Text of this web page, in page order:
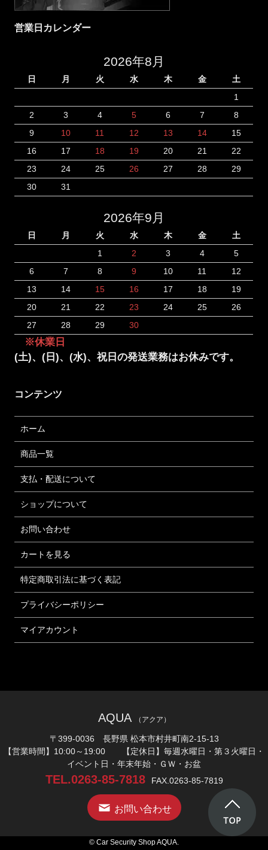
営業日カレンダー
2026年8月
日 月 火 水 木 金
土
1
2
3 4 5 6 7
8
9
10 11 12 13 14
15
16
17 18 19 20 21
22
23
24 25 26 27 28
29
30
31
2026年9月
日 月 火 水 木 金
土
1
2 3 4
5
6
7 8 9 10 11
12
13
14 15 16 17 18
19
20
21 22 23 24 25
26
27
28 29 30
※休業日
(土)、(日)、(水)、祝日の発送業務はお休みです。
コンテンツ
ホーム
商品一覧
支払・配送について
ショップについて
お問い合わせ
カートを見る
特定商取引法に基づく表記
プライバシーポリシー
マイアカウント
AQUA （アクア）
〒399-0036 長野県 松本市村井町南2-15-13
【営業時間】10:00～19:00 【定休日】毎週水曜日・第３火曜日・
イベント日・年末年始・ＧＷ・お盆
TEL.0263-85-7818 FAX.0263-85-7819
お問い合わせ
© Car Security Shop AQUA.